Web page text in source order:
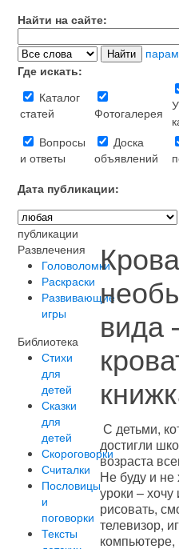
Найти на сайте:
Где искать:
Каталог
статей
Фотогалерея
Вопросы
и ответы
Доска
объявлений
Дата публикации:
публикации
Развлечения
Головоломки
Раскраски
Развивающие
игры
Библиотека
Стихи
для
детей
Сказки
для
детей
Скороговорки
Считалки
Пословицы
и
поговорки
Тексты
вида
С детьми,
достигли
возраста
Не буду и не
уроки – хочу
рисовать,
телевизор,
компьютере,